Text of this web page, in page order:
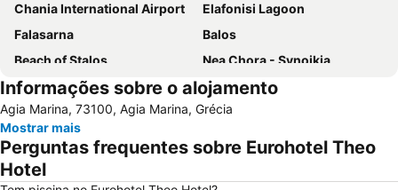
Chania International Airport
Elafonisi Lagoon
Falasarna
Balos
Beach of Stalos
Nea Chora - Synoikia
Kolymbari
Lissos
Beach of Maleme
Halepa
Kavros
Elafonisos
Dikastiria
Informações sobre o alojamento
Agia Marina, 73100, Agia Marina, Grécia
Mostrar mais
Perguntas frequentes sobre Eurohotel Theo
Hotel